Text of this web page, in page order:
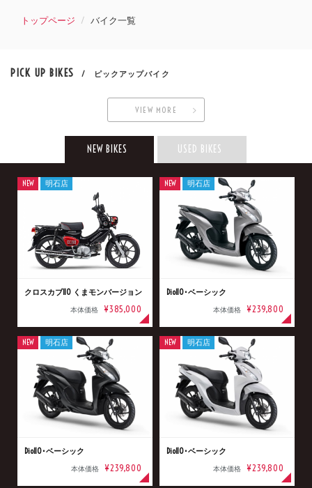
トップページ バイク一覧
PICK UP BIKES / ピックアップバイク
VIEW MORE
NEW BIKES USED BIKES
クロスカブ110 くまモンバージョン
本体価格 ¥385,000
NEW 明石店
Dio110･ベーシック
本体価格 ¥239,800
NEW 明石店
Dio110･ベーシック
本体価格 ¥239,800
NEW 明石店
Dio110･ベーシック
本体価格 ¥239,800
NEW 明石店